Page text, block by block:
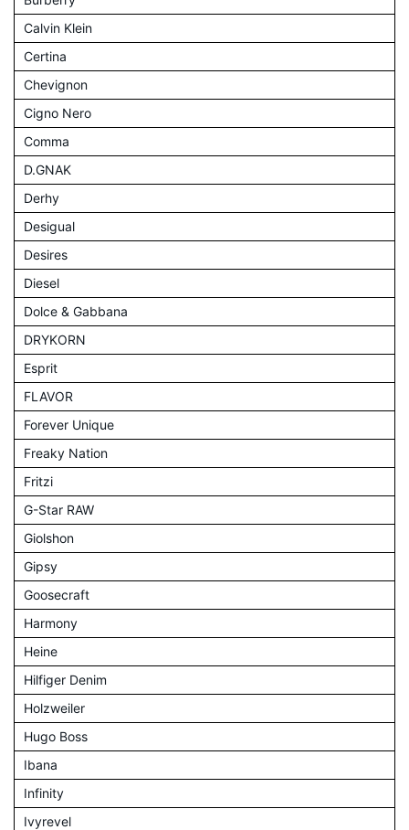
Calvin Klein
Certina
Chevignon
Cigno Nero
Comma
D.GNAK
Derhy
Desigual
Desires
Diesel
Dolce & Gabbana
DRYKORN
Esprit
FLAVOR
Forever Unique
Freaky Nation
Fritzi
G-Star RAW
Giolshon
Gipsy
Goosecraft
Harmony
Heine
Hilfiger Denim
Holzweiler
Hugo Boss
Ibana
Infinity
Ivyrevel